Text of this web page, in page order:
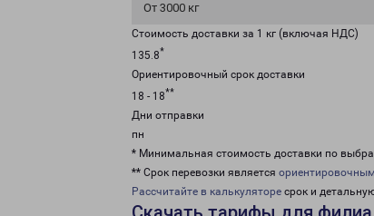
От 3000 кг
Стоимость доставки за 1 кг (включая НДС)
135.8*
Ориентировочный срок доставки
18 - 18**
Дни отправки
пн
* Минимальная стоимость доставки по
** Срок перевозки является ориентировочным
Рассчитайте в калькуляторе срок и